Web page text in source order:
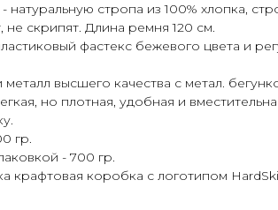
натуральную стропа из 100% хлопка,
не скрипят. Длина ремня 120 см.
фастекс бежевого цвета и
высшего качества с метал.
но плотная, удобная и
гр.
- 700 гр.
крафтовая коробка с логотипом